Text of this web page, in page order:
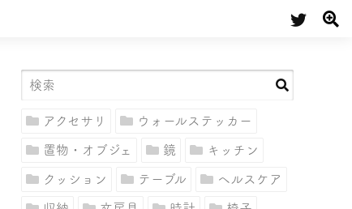
アクセサリ ウォールステッカー
置物・オブジェ 鏡 キッチン
クッション テーブル ヘルスケア